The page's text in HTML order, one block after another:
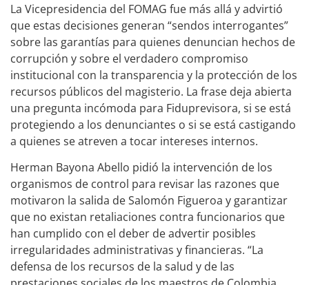
La Vicepresidencia del FOMAG fue más allá y advirtió
que estas decisiones generan “sendos interrogantes”
sobre las garantías para quienes denuncian hechos de
corrupción y sobre el verdadero compromiso
institucional con la transparencia y la protección de los
recursos públicos del magisterio. La frase deja abierta
una pregunta incómoda para Fiduprevisora, si se está
protegiendo a los denunciantes o si se está castigando
a quienes se atreven a tocar intereses internos.
Herman Bayona Abello pidió la intervención de los
organismos de control para revisar las razones que
motivaron la salida de Salomón Figueroa y garantizar
que no existan retaliaciones contra funcionarios que
han cumplido con el deber de advertir posibles
irregularidades administrativas y financieras. “La
defensa de los recursos de la salud y de las